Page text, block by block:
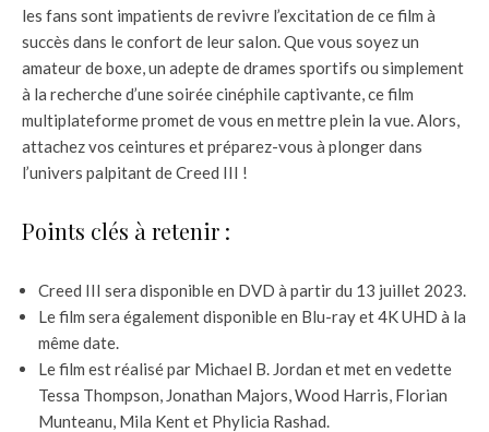
les fans sont impatients de revivre l’excitation de ce film à
succès dans le confort de leur salon. Que vous soyez un
amateur de boxe, un adepte de drames sportifs ou simplement
à la recherche d’une soirée cinéphile captivante, ce film
multiplateforme promet de vous en mettre plein la vue. Alors,
attachez vos ceintures et préparez-vous à plonger dans
l’univers palpitant de Creed III !
Points clés à retenir :
Creed III sera disponible en DVD à partir du 13 juillet 2023.
Le film sera également disponible en Blu-ray et 4K UHD à la
même date.
Le film est réalisé par Michael B. Jordan et met en vedette
Tessa Thompson, Jonathan Majors, Wood Harris, Florian
Munteanu, Mila Kent et Phylicia Rashad.